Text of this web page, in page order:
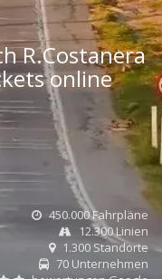
R.Costanera
online
450.000 Fahrpläne
12.300 Linien
1.300 Standorte
70 Unternehmen